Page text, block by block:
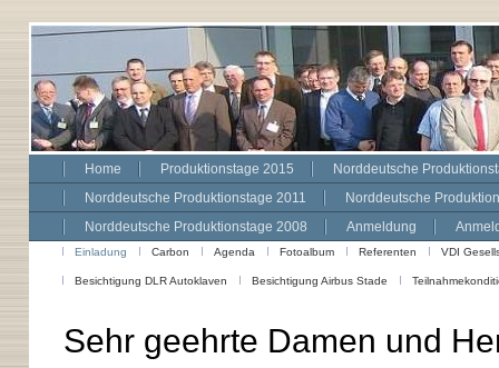
Home Produktionstage 2015
Norddeutsche
Norddeutsche Produktionstage 2011
Norddeutsche
Norddeutsche Produktionstage 2008
Anmeldung
Einladung Carbon Agenda Fotoalbum Referenten VDI
Besichtigung DLR Autoklaven Besichtigung Airbus Stade
Sehr geehrte Damen und